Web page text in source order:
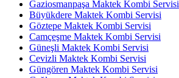
Gaziosmanpaşa Maktek Kombi Servisi
Büyükdere Maktek Kombi Servisi
Göztepe Maktek Kombi Servisi
Camçeşme Maktek Kombi Servisi
Güneşli Maktek Kombi Servisi
Cevizli Maktek Kombi Servisi
Güngören Maktek Kombi Servisi